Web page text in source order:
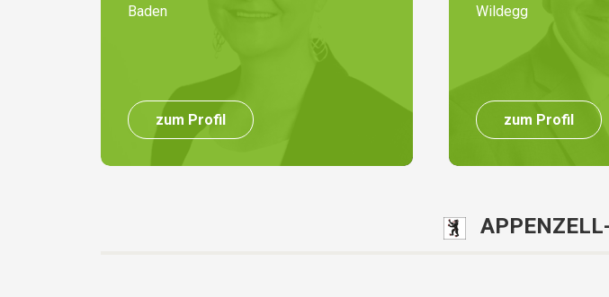
Baden
zum Profil
Wildegg
zum Profil